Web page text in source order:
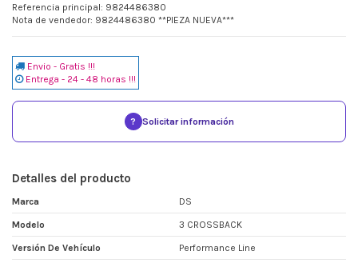
Referencia principal: 9824486380
Nota de vendedor: 9824486380 **PIEZA NUEVA***
Envio - Gratis !!!
Entrega - 24 - 48 horas !!!
? Solicitar información
Detalles del producto
Marca DS
Modelo 3 CROSSBACK
Versión De Vehículo Performance Line